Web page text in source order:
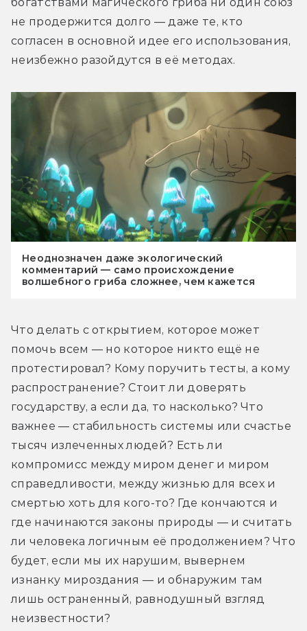
не продержится долго — даже те, кто
согласен в основной идее его использования,
неизбежно разойдутся в её методах.
Неоднозначен даже экологический
комментарий — само происхождение
волшебного гриба сложнее, чем кажется
Что делать с открытием, которое может
помочь всем — но которое никто ещё не
протестировал? Кому поручить тесты, а кому
распространение? Стоит ли доверять
государству, а если да, то насколько? Что
важнее — стабильность системы или счастье
тысяч излеченных людей? Есть ли
компромисс между миром денег и миром
справедливости, между жизнью для всех и
смертью хоть для кого-то? Где кончаются и
где начинаются законы природы — и считать
ли человека логичным её продолжением? Что
будет, если мы их нарушим, вывернем
изнанку мироздания — и обнаружим там
лишь остраненный, равнодушный взгляд
неизвестности?